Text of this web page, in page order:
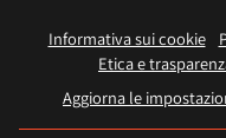
Informativa sui cookie
Etica e
Aggiorna le